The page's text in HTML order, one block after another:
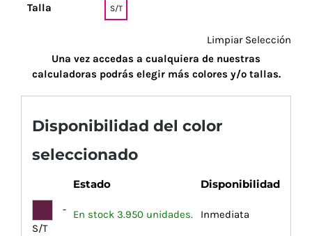
Talla S/T
Limpiar Selección
Una vez accedas a cualquiera de nuestras
calculadoras podrás elegir más colores y/o tallas.
Disponibilidad del color
seleccionado
Estado Disponibilidad
-
S/T
En stock 3.950 unidades. Inmediata